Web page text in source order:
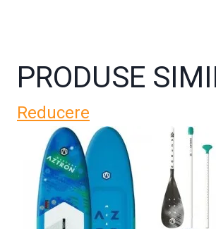
PRODUSE
Reducere